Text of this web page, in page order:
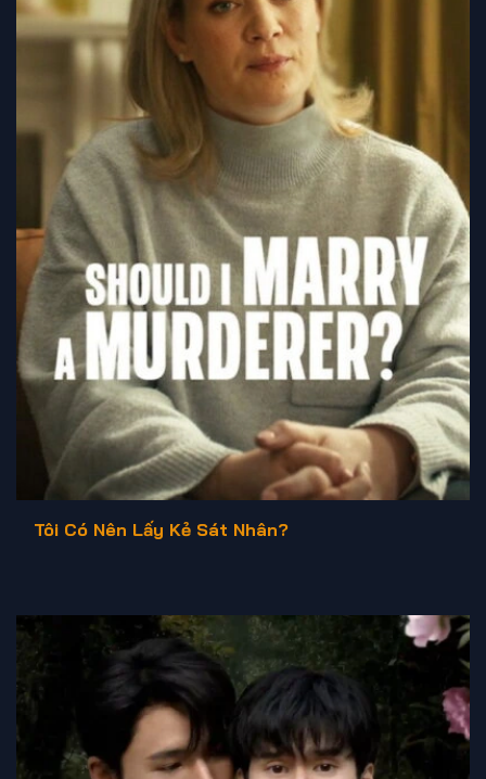
Tôi Có Nên Lấy Kẻ Sát Nhân?